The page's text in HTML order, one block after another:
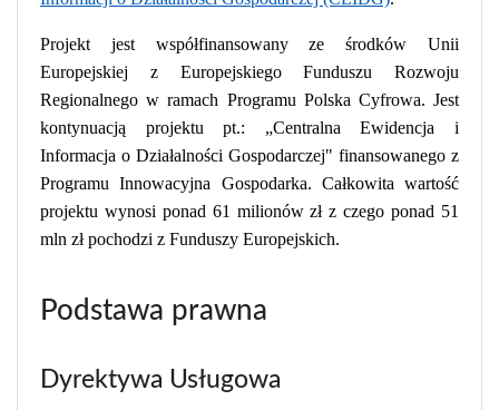
Projekt jest współfinansowany ze środków Unii
Europejskiej z Europejskiego Funduszu Rozwoju
Regionalnego w ramach Programu Polska Cyfrowa. Jest
kontynuacją projektu pt.: „Centralna Ewidencja i
Informacja o Działalności Gospodarczej" finansowanego z
Programu Innowacyjna Gospodarka. Całkowita wartość
projektu wynosi ponad 61 milionów zł z czego ponad 51
mln zł pochodzi z Funduszy Europejskich.
Podstawa prawna
Dyrektywa Usługowa